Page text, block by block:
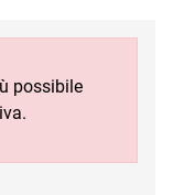
possibile